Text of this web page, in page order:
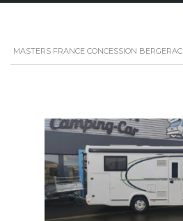
MASTERS FRANCE CONCESSION BERGERAC